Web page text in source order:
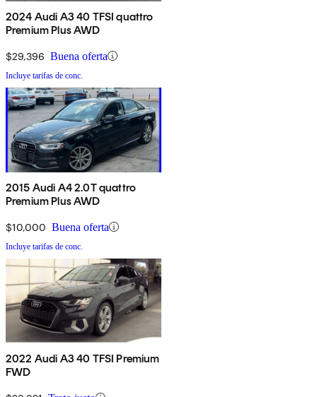
2024 Audi A3 40 TFSI quattro
Premium Plus AWD
$29,396 Buena oferta
Incluye tarifas de conc.
2015 Audi A4 2.0T quattro
Premium Plus AWD
$10,000 Buena oferta
Incluye tarifas de conc.
2022 Audi A3 40 TFSI Premium
FWD